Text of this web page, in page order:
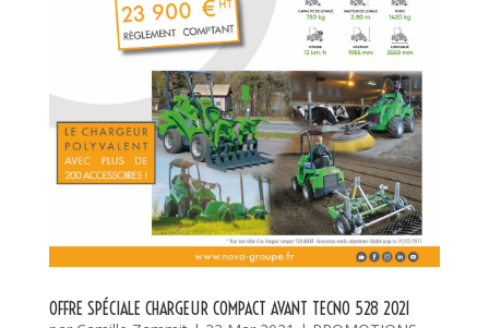
OFFRE SPÉCIALE CHARGEUR COMPACT AVANT TECNO 528 2021